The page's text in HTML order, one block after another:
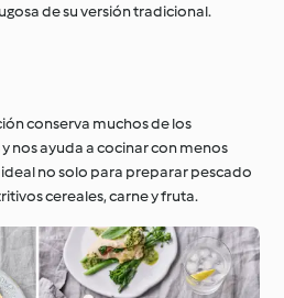
de su versión tradicional.
conserva muchos de los
nos ayuda a cocinar con menos
ideal no solo para preparar pescado
cereales, carne y fruta.